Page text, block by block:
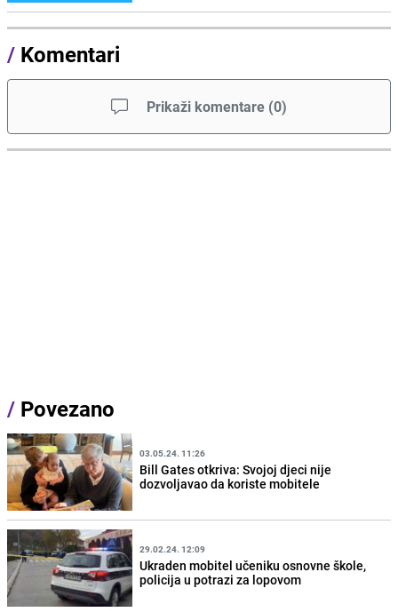
/ Komentari
Prikaži komentare (0)
/ Povezano
03.05.24. 11:26
Bill Gates otkriva: Svojoj djeci nije
dozvoljavao da koriste mobitele
29.02.24. 12:09
Ukraden mobitel učeniku osnovne škole,
policija u potrazi za lopovom